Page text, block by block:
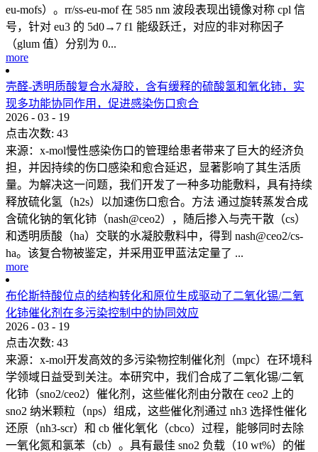
eu-mofs）。rr/ss-eu-mof 在 585 nm 波段表现出镜像对称 cpl 信
号，针对 eu3 的 5d0→7 f1 能级跃迁，对应的非对称因子
（glum 值）分别为 0...
more
壳醛-透明质酸复合水凝胶，含有缓释的硫酸氢和氧化铈，实
现多功能协同作用，促进感染伤口愈合
2026 - 03 - 19
点击次数: 43
来源：x-mol慢性感染伤口的管理给患者带来了巨大的经济负
担，并因持续的伤口感染和愈合延迟，显著影响了其生活质
量。为解决这一问题，我们开发了一种多功能敷料，具有持续
释放硫化氢（h2s）以加速伤口愈合。方法 通过旋转蒸发合成
含硫化钠的氧化铈（nash@ceo2），随后掺入与壳干散（cs）
和透明质酸（ha）交联的水凝胶敷料中，得到 nash@ceo2/cs-
ha。该复合物被鉴定，并采用亚甲蓝法定量了 ...
more
布伦斯特酸位点的结构转化和原位生成驱动了二氧化锡/二氧
化铈催化剂在多污染控制中的协同效应
2026 - 03 - 19
点击次数: 43
来源：x-mol开发高效的多污染物控制催化剂（mpc）在环境科
学领域日益受到关注。本研究中，我们合成了二氧化锡/二氧
化铈（sno2/ceo2）催化剂，这些催化剂由分散在 ceo2 上的
sno2 纳米颗粒（nps）组成，这些催化剂通过 nh3 选择性催化
还原（nh3-scr）和 cb 催化氧化（cbco）过程，能够同时去除
一氧化氮和氯苯（cb）。具有最佳 sno2 负载（10 wt%）的催